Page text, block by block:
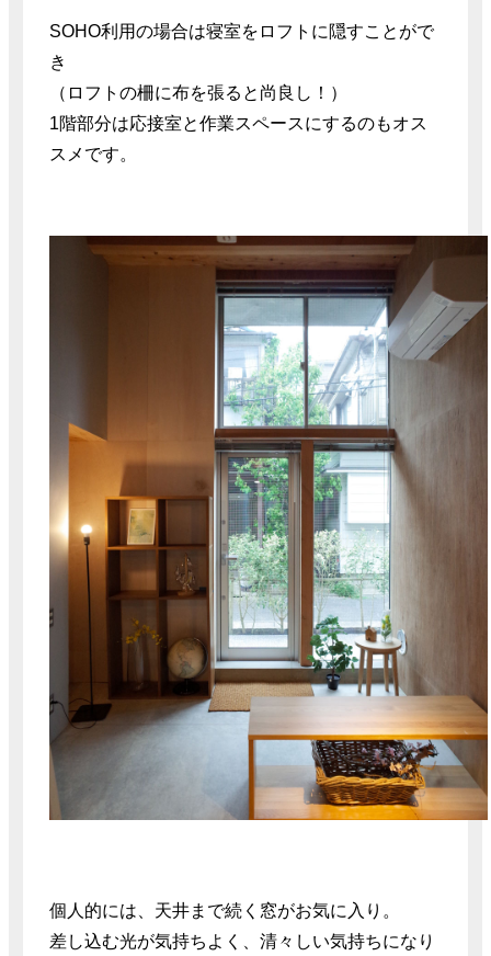
SOHO利用の場合は寝室をロフトに隠すことがで
き
（ロフトの柵に布を張ると尚良し！）
1階部分は応接室と作業スペースにするのもオス
スメです。
個人的には、天井まで続く窓がお気に入り。
差し込む光が気持ちよく、清々しい気持ちになり